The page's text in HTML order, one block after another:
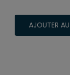
AJOUTER